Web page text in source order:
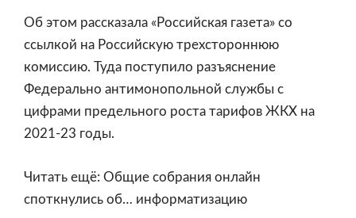
Об этом рассказала «Российская газета» со
ссылкой на Российскую трехстороннюю
комиссию. Туда поступило разъяснение
Федерально антимонопольной службы с
цифрами предельного роста тарифов ЖКХ на
2021-23 годы.
Читать ещё: Общие собрания онлайн
споткнулись об… информатизацию